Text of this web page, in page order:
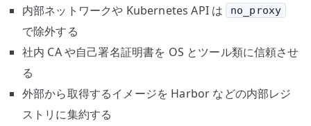
内部ネットワークや Kubernetes API は no_proxy
で除外する
社内 CA や自己署名証明書を OS とツール類に信頼させ
る
外部から取得するイメージを Harbor などの内部レジ
ストリに集約する